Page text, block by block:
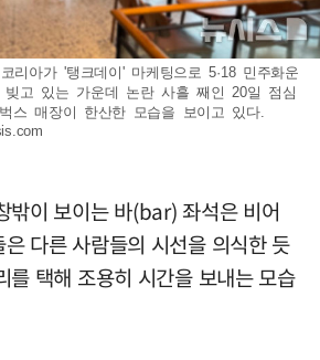
리아가 '탱크데이' 마케팅으로 5·18 민주화운
빚고 있는 가운데 논란 사흘 째인 20일 점심
스 매장이 한산한 모습을 보이고 있다.
밖이 보이는 바(bar) 좌석은 비어
다른 사람들의 시선을 의식한 듯
를 택해 조용히 시간을 보내는 모습